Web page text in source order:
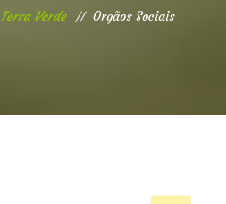
Verde Orgãos Sociais